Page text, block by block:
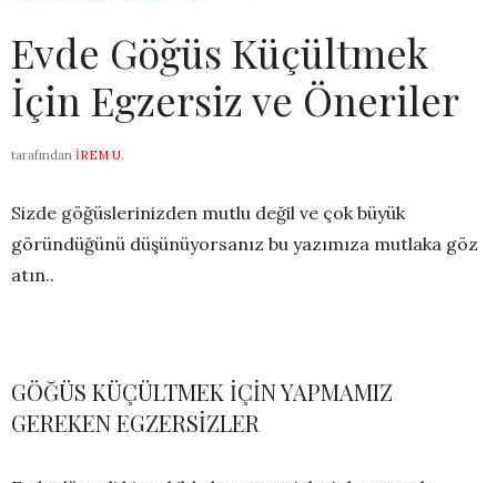
Evde Göğüs Küçültmek
İçin Egzersiz ve Öneriler
tarafından İREM U.
Sizde göğüslerinizden mutlu değil ve çok büyük
göründüğünü düşünüyorsanız bu yazımıza mutlaka göz
atın..
GÖĞÜS KÜÇÜLTMEK İÇİN YAPMAMIZ
GEREKEN EGZERSİZLER